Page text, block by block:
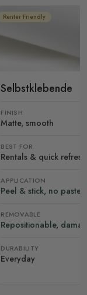
Renter Friendly
Selbstklebende
FINISH
Matte, smooth
BEST FOR
Rentals & quick
APPLICATION
Peel & stick, no paste
REMOVABLE
Repositionable,
DURABILITY
Everyday